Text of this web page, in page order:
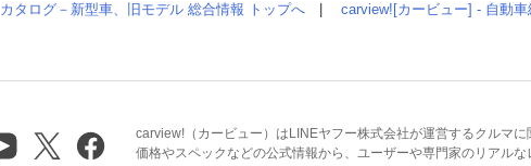
カタログ－新型車、旧モデル 総合情報 トップへ carview![カービュー] - 自動
carview!（カービュー）はLINEヤフー株式会社が運営するクルマ
価格やスペックなどの公式情報から、ユーザーや専門家のリアル